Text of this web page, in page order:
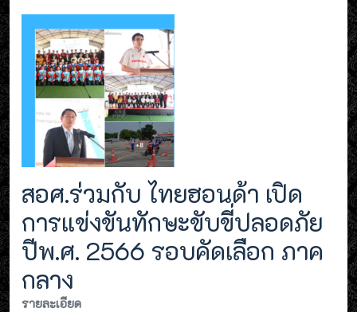
สอศ.ร่วมกับ ไทยฮอนด้า เปิด
การแข่งขันทักษะขับขี่ปลอดภัย
ปีพ.ศ. 2566 รอบคัดเลือก ภาค
กลาง
รายละเอียด